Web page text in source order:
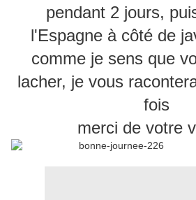
pendant 2 jours,
l'Espagne à côté de
comme je sens que
lacher, je vous
fois
merci de votre